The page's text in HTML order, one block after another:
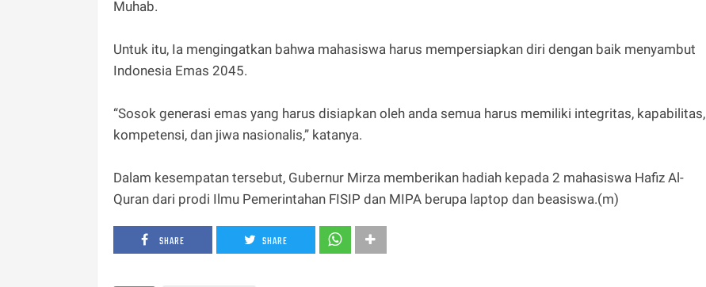
Muhab.
Untuk itu, Ia mengingatkan bahwa mahasiswa harus mempersiapkan diri dengan baik menyambut
Indonesia Emas 2045.
“Sosok generasi emas yang harus disiapkan oleh anda semua harus memiliki integritas, kapabilitas,
kompetensi, dan jiwa nasionalis,” katanya.
Dalam kesempatan tersebut, Gubernur Mirza memberikan hadiah kepada 2 mahasiswa Hafiz Al-
Quran dari prodi Ilmu Pemerintahan FISIP dan MIPA berupa laptop dan beasiswa.(m)
SHARE SHARE